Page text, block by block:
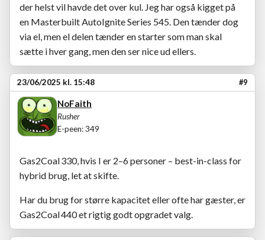
der helst vil havde det over kul. Jeg har også kigget på
en Masterbuilt AutoIgnite Series 545. Den tænder dog
via el, men el delen tænder en starter som man skal
sætte i hver gang, men den ser nice ud ellers.
23/06/2025 kl. 15:48 #9
NoFaith
Rusher
E-peen: 349
Gas2Coal 330, hvis I er 2–6 personer – best-in-class for
hybrid brug, let at skifte.
Har du brug for større kapacitet eller ofte har gæster, er
Gas2Coal 440 et rigtig godt opgradet valg.